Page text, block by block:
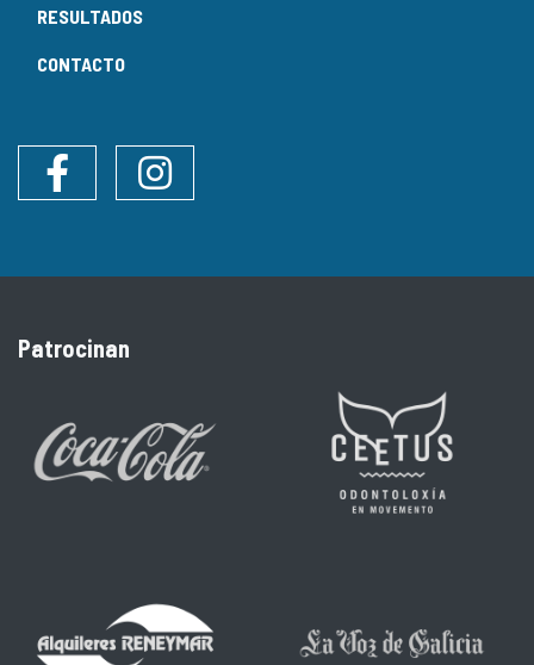
RESULTADOS
CONTACTO
Instagram
Patrocinan